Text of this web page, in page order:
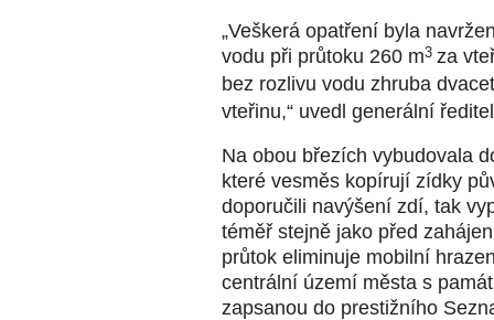
„Veškerá opatření byla
vodu při průtoku 260 m3 za
bez rozlivu vodu zhruba
vteřinu,“ uvedl generální
Na obou březích vybudovala
které vesměs kopírují zídky
doporučili navýšení zdí, tak
téměř stejně jako před
průtok eliminuje mobilní
centrální území města s
zapsanou do prestižního